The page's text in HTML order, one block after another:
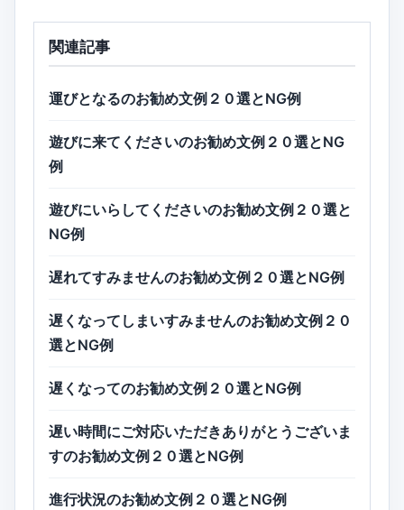
関連記事
運びとなるのお勧め文例２０選とNG例
遊びに来てくださいのお勧め文例２０選とNG
例
遊びにいらしてくださいのお勧め文例２０選と
NG例
遅れてすみませんのお勧め文例２０選とNG例
遅くなってしまいすみませんのお勧め文例２０
選とNG例
遅くなってのお勧め文例２０選とNG例
遅い時間にご対応いただきありがとうございま
すのお勧め文例２０選とNG例
進行状況のお勧め文例２０選とNG例